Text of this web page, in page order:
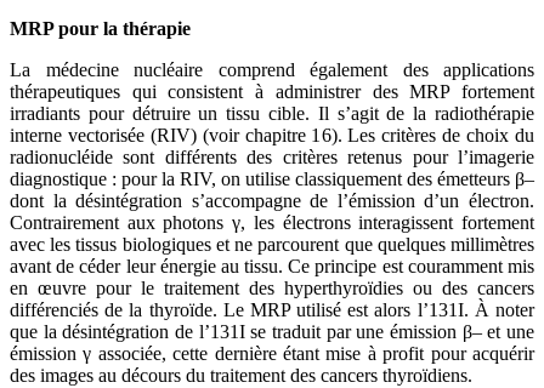
MRP pour la thérapie
La médecine nucléaire comprend également des applications
thérapeutiques qui consistent à administrer des MRP fortement
irradiants pour détruire un tissu cible. Il s’agit de la radiothérapie
interne vectorisée (RIV) (voir chapitre 16). Les critères de choix du
radionucléide sont différents des critères retenus pour l’imagerie
diagnostique : pour la RIV, on utilise classiquement des émetteurs β–
dont la désintégration s’accompagne de l’émission d’un électron.
Contrairement aux photons γ, les électrons interagissent fortement
avec les tissus biologiques et ne parcourent que quelques millimètres
avant de céder leur énergie au tissu. Ce principe est couramment mis
en œuvre pour le traitement des hyperthyroïdies ou des cancers
différenciés de la thyroïde. Le MRP utilisé est alors l’131I. À noter
que la désintégration de l’131I se traduit par une émission β– et une
émission γ associée, cette dernière étant mise à profit pour acquérir
des images au décours du traitement des cancers thyroïdiens.